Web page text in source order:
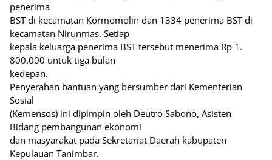
penerima
BST di kecamatan Kormomolin dan 1334 penerima BST di
kecamatan Nirunmas. Setiap
kepala keluarga penerima BST tersebut menerima Rp 1.
800.000 untuk tiga bulan
kedepan.
Penyerahan bantuan yang bersumber dari Kementerian
Sosial
(Kemensos) ini dipimpin oleh Deutro Sabono, Asisten
Bidang pembangunan ekonomi
dan masyarakat pada Sekretariat Daerah kabupaten
Kepulauan Tanimbar.